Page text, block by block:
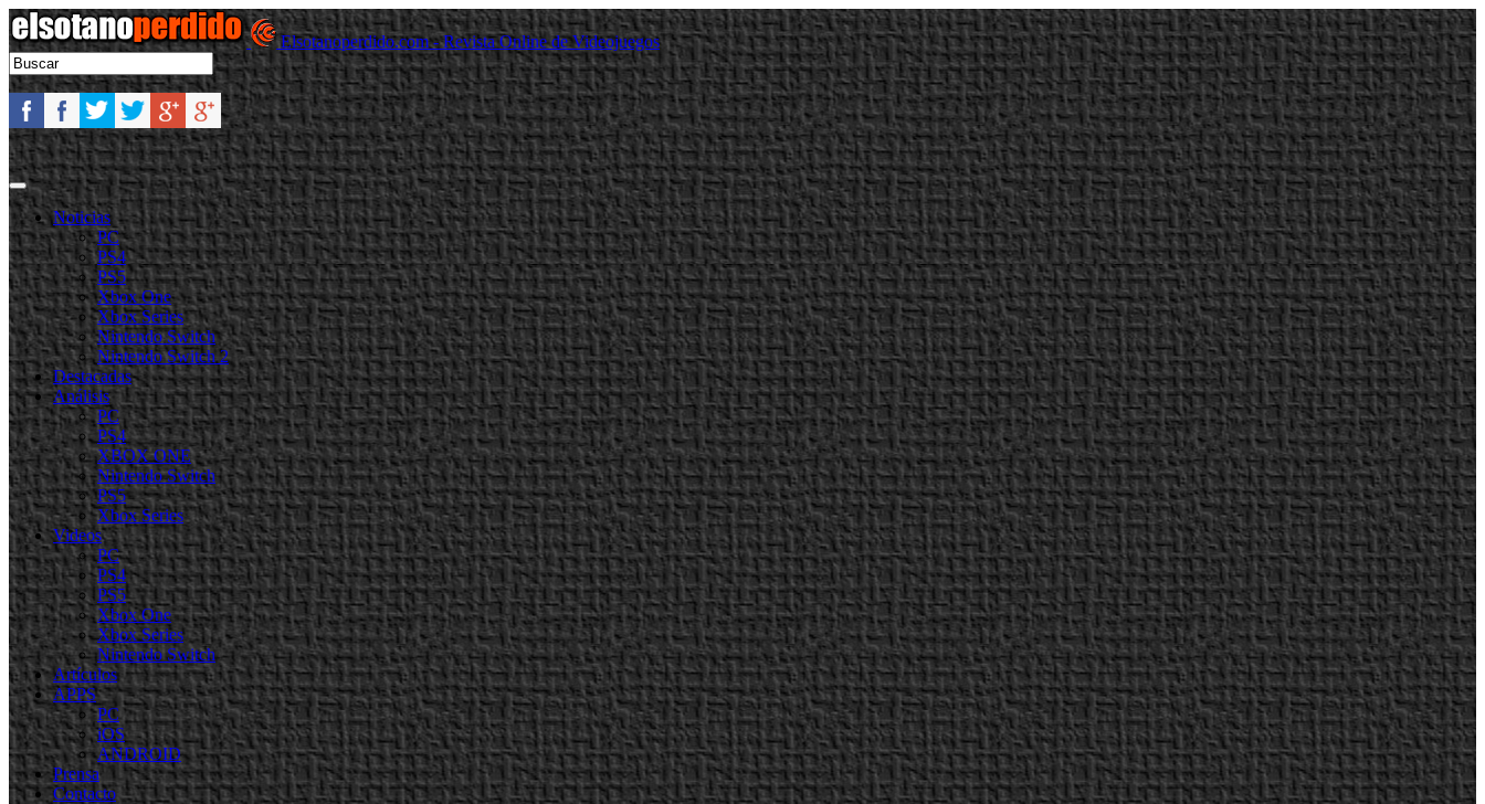
Elsotanoperdido.com - Revista Online de Videojuegos
Noticias
PC
PS4
PS5
Xbox One
Xbox Series
Nintendo Switch
Nintendo Switch 2
Destacadas
Análisis
PC
PS4
XBOX ONE
Nintendo Switch
PS5
Xbox Series
Videos
PC
PS4
PS5
Xbox One
Xbox Series
Nintendo Switch
Artículos
APPS
PC
iOS
ANDROID
Prensa
Contacto